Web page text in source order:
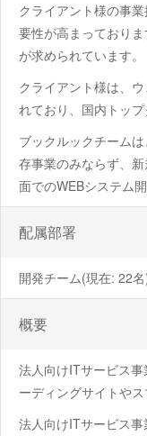
クライアント様の事
要性が高まっており
が求められています。
クライアント様は、
れており、国内トッ
ブックルックチーム
存事業のみならず、
面でのWEBシステム
配属部署
開発チーム(現在: 22
概要
法人向けITサービス
ーディングサイトや
法人向けITサービス